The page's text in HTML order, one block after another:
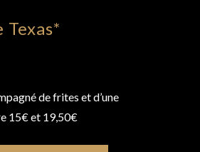
Texas*
de frites et d’une
15€ et 19,50€